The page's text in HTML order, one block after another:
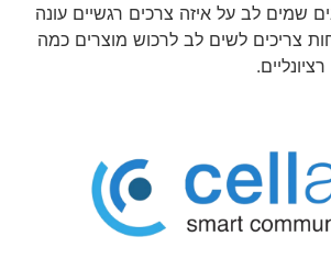
שמים לב על איזה צרכים רגשיים עונה
צריכים לשים לב לרכוש מוצרים כמה